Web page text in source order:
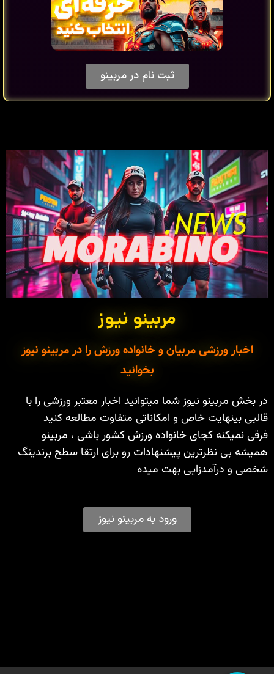
ثبت نام در مربینو
مربینو نیوز
اخبار ورزشی مربیان و خانواده ورزش را در مربینو نیوز
بخوانید
در بخش مربینو نیوز شما میتوانید اخبار معتبر ورزشی را با
قالبی بینهایت خاص و امکاناتی متفاوت مطالعه کنید
فرقی نمیکنه کجای خانواده ورزش کشور باشی ، مربینو
همیشه بی نظرترین پیشنهادات رو برای ارتقا سطح برندینگ
شخصی و درآمدزایی بهت میده
ورود به مربینو نیوز